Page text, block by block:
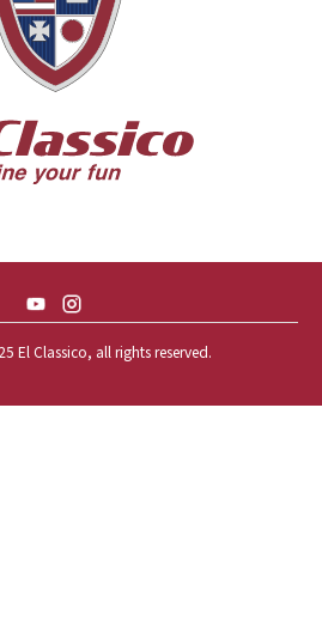
KOMO *
56
57*
DEVILLE
アパ太郎
El Classico, all rights reserved.️